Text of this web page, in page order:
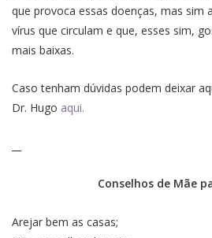
que provoca essas doenças, mas sim
vírus que circulam e que, esses sim,
mais baixas.
Caso tenham dúvidas podem deixar
Dr. Hugo aqui.
Conselhos de Mãe
Arejar bem as casas;